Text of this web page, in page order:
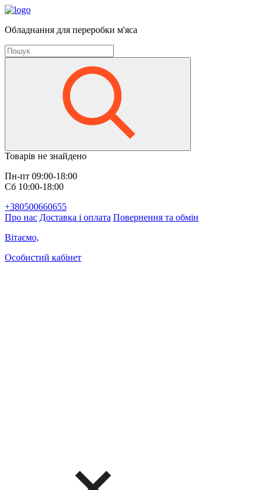
Обладнання для переробки м'яса
Товарів не знайдено
Пн-пт 09:00-18:00
Сб 10:00-18:00
+380500660655
Про нас Доставка і оплата Повернення та обмін
Вітаємо,
Особистий кабінет